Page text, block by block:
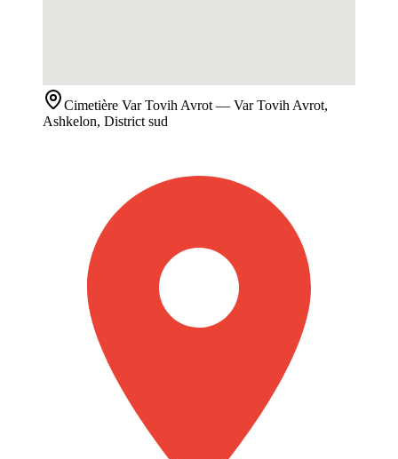
Cimetière Var Tovih Avrot — Var Tovih Avrot,
Ashkelon, District sud